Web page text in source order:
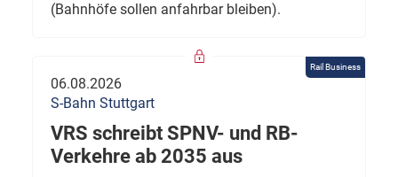
(Bahnhöfe sollen anfahrbar bleiben).
Rail Business
06.08.2026
S-Bahn Stuttgart
VRS schreibt SPNV- und RB-
Verkehre ab 2035 aus